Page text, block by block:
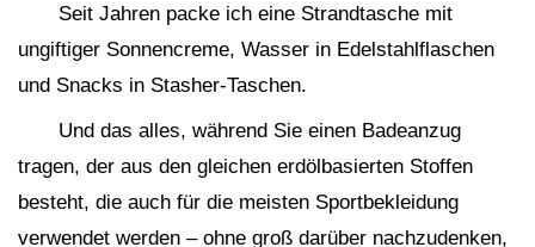
Seit Jahren packe ich eine Strandtasche mit
ungiftiger Sonnencreme, Wasser in Edelstahlflaschen
und Snacks in Stasher-Taschen.
Und das alles, während Sie einen Badeanzug
tragen, der aus den gleichen erdölbasierten Stoffen
besteht, die auch für die meisten Sportbekleidung
verwendet werden – ohne groß darüber nachzudenken,